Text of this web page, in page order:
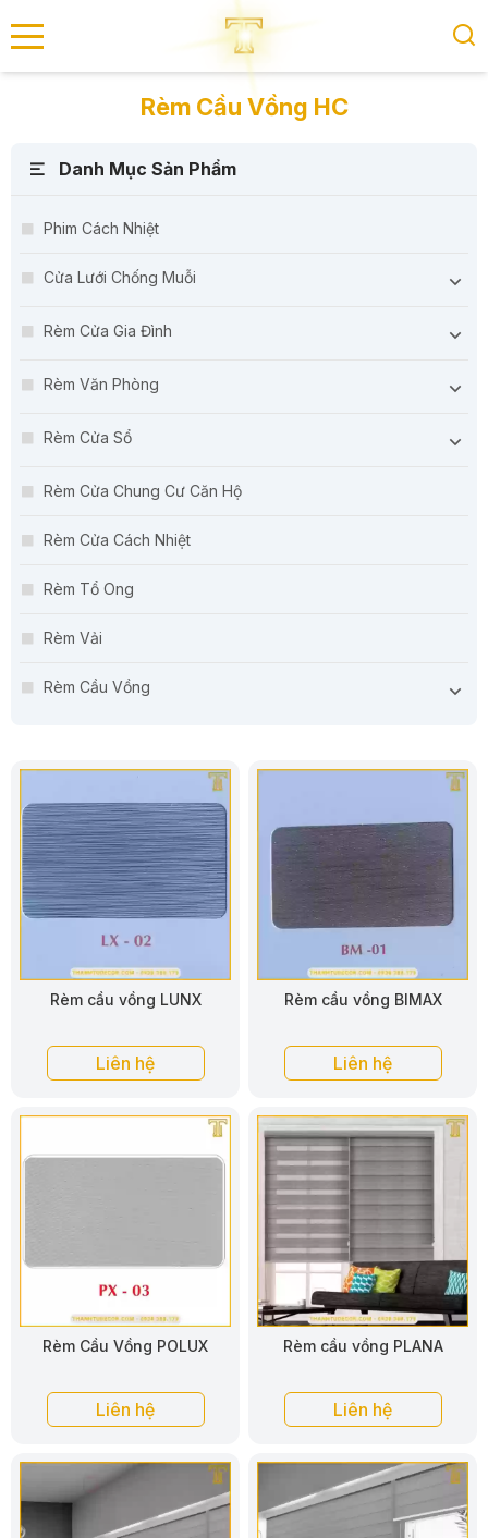
menu
Rèm Cầu Vồng HC
Danh Mục Sản Phẩm
Phim Cách Nhiệt
Cửa Lưới Chống Muỗi
Rèm Cửa Gia Đình
Rèm Văn Phòng
Rèm Cửa Sổ
Rèm Cửa Chung Cư Căn Hộ
Rèm Cửa Cách Nhiệt
Rèm Tổ Ong
Rèm Vải
Rèm Cầu Vồng
Rèm cầu vồng LUNX
Liên hệ
Rèm cầu vồng BIMAX
Liên hệ
Rèm Cầu Vồng POLUX
Liên hệ
Rèm cầu vồng PLANA
Liên hệ